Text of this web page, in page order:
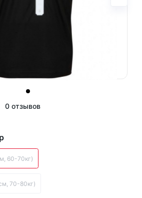
0 отзывов
60-70кг)
70-80кг)